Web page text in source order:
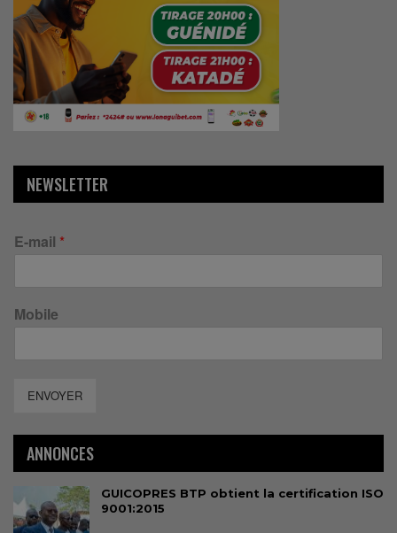
NEWSLETTER
E-mail *
Mobile
ENVOYER
ANNONCES
GUICOPRES BTP obtient la certification ISO
9001:2015